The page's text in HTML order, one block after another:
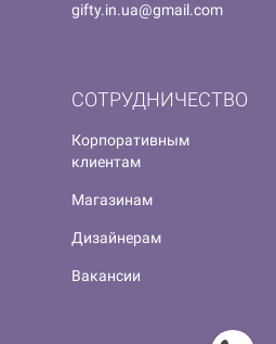
gifty.in.ua@gmail.com
СОТРУДНИЧЕСТВО
Корпоративным
клиентам
Магазинам
Дизайнерам
Вакансии